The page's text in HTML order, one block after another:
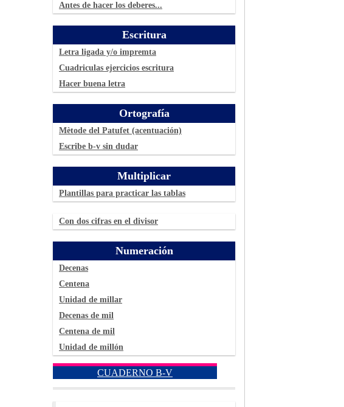
Antes de hacer los deberes...
Escritura
Letra ligada y/o impremta
Cuadriculas ejercicios escritura
Hacer buena letra
Ortografía
Mètode del Patufet (acentuación)
Escribe b-v sin dudar
Multiplicar
Plantillas para practicar las tablas
Con dos cifras en el divisor
Numeración
Decenas
Centena
Unidad de millar
Decenas de mil
Centena de mil
Unidad de millón
CUADERNO B-V